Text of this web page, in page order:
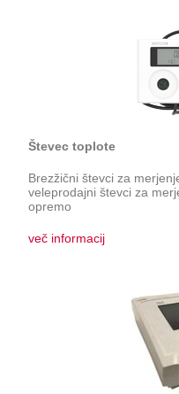
Števec toplote
Brezžični števci za
veleprodajni števci za
opremo
več informacij